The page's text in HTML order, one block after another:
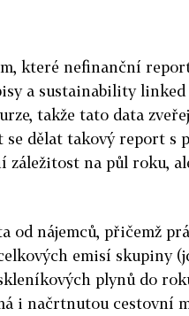
které nefinanční
a sustainability
takže tato data
se dělat takový report s
na půl roku,
od nájemců, přičemž
emisí skupiny
plynů do
i načrtnutou cestovní